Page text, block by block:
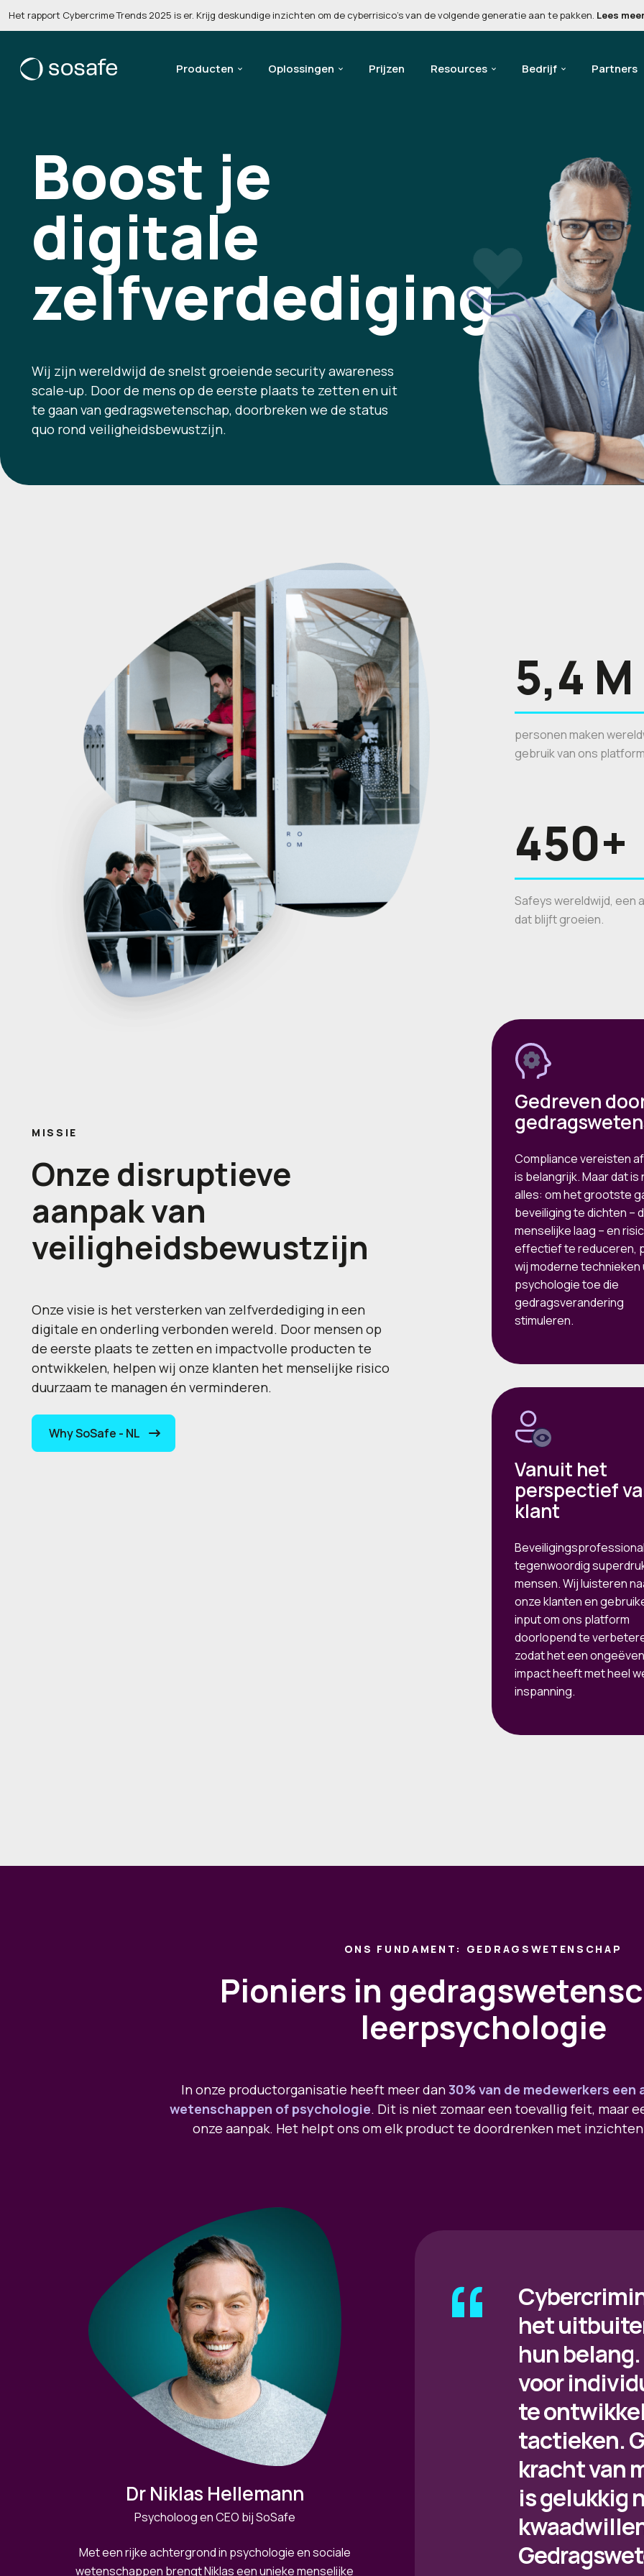
Het rapport Cybercrime Trends 2025 is er. Krijg deskundige inzichten om de cyberrisico’s van de volgende generatie aan te pakken. Lees
Producten Oplossingen Prijzen Resources Bedrijf Partners
Boost je
digitale
zelfverdediging
Wij zijn wereldwijd de snelst groeiende security awareness
scale-up. Door de mens op de eerste plaats te zetten en uit
te gaan van gedragswetenschap, doorbreken we de status
quo rond veiligheidsbewustzijn.
5,4 M
personen maken
gebruik van ons
450+
Safeys wereldwijd, een
dat blijft groeien.
MISSIE
Onze disruptieve
aanpak van
veiligheidsbewustzijn
Onze visie is het versterken van zelfverdediging in een
digitale en onderling verbonden wereld. Door mensen op
de eerste plaats te zetten en impactvolle producten te
ontwikkelen, helpen wij onze klanten het menselijke risico
duurzaam te managen én verminderen.
Why SoSafe - NL
Gedreven
Compliance vereisten
is belangrijk. Maar dat is
alles: om het grootste
beveiliging te dichten –
menselijke laag – en
effectief te reduceren,
wij moderne technieken
psychologie toe die
gedragsverandering
stimuleren.
Vanuit het
perspectief
klant
tegenwoordig
mensen. Wij luisteren
onze klanten en
input om ons platform
doorlopend te
zodat het een
impact heeft met heel
inspanning.
ONS FUNDAMENT: GEDRAGSWETENSCHAP
Pioniers in
leerpsychologie
In onze productorganisatie heeft meer dan30% van de medewerkers
wetenschappen of psychologie. Dit is niet zomaar een toevallig feit, maar
onze aanpak. Het helpt ons om elk product te doordrenken met
Dr Niklas Hellemann
Psycholoog en CEO bij SoSafe
Met een rijke achtergrond in psychologie en sociale
wetenschappen brengt Niklas een unieke menselijke
het
hun
voor
te
tactieken.
kracht van
is gelukkig